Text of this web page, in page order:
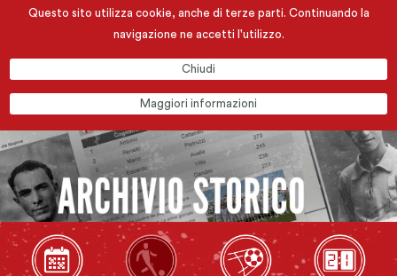
Questo sito utilizza cookie, anche di terze parti. Continuando la
navigazione ne accetti l'utilizzo.
Chiudi
Maggiori informazioni